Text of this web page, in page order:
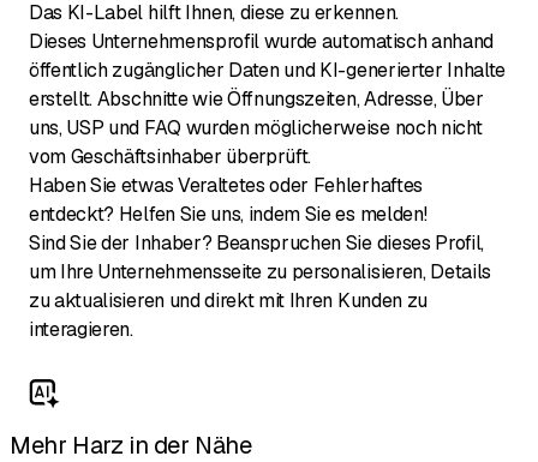
Das KI-Label hilft Ihnen, diese zu erkennen.
Dieses Unternehmensprofil wurde automatisch anhand
öffentlich zugänglicher Daten und KI-generierter Inhalte
erstellt. Abschnitte wie Öffnungszeiten, Adresse, Über
uns, USP und FAQ wurden möglicherweise noch nicht
vom Geschäftsinhaber überprüft.
Haben Sie etwas Veraltetes oder Fehlerhaftes
entdeckt? Helfen Sie uns, indem Sie es melden!
Sind Sie der Inhaber? Beanspruchen Sie dieses Profil,
um Ihre Unternehmensseite zu personalisieren, Details
zu aktualisieren und direkt mit Ihren Kunden zu
interagieren.
Mehr Harz in der Nähe